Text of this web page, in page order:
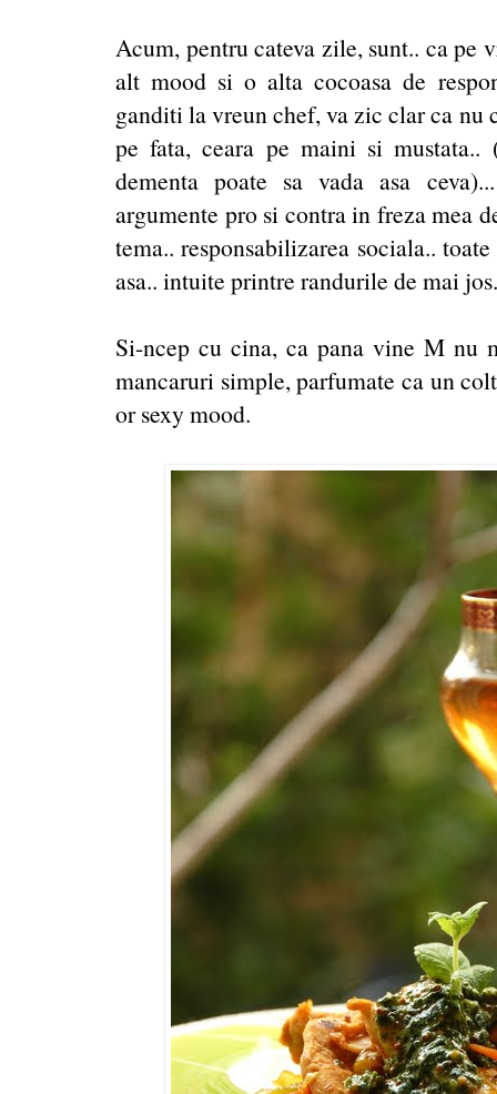
Acum, pentru cateva zile, sunt.. ca pe
alt mood si o alta cocoasa de
ganditi la vreun chef, va zic clar ca nu
pe fata, ceara pe maini si
dementa poate sa vada asa
argumente pro si contra in freza mea
tema.. responsabilizarea sociala..
asa.. intuite printre randurile de mai
Si-ncep cu cina, ca pana vine M nu
mancaruri simple, parfumate ca un
or sexy mood.